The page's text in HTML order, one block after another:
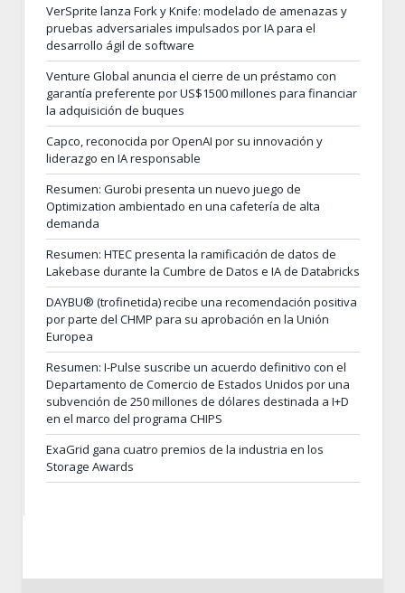
VerSprite lanza Fork y Knife: modelado de amenazas y
pruebas adversariales impulsados por IA para el
desarrollo ágil de software
Venture Global anuncia el cierre de un préstamo con
garantía preferente por US$1500 millones para financiar
la adquisición de buques
Capco, reconocida por OpenAI por su innovación y
liderazgo en IA responsable
Resumen: Gurobi presenta un nuevo juego de
Optimization ambientado en una cafetería de alta
demanda
Resumen: HTEC presenta la ramificación de datos de
Lakebase durante la Cumbre de Datos e IA de Databricks
DAYBU® (trofinetida) recibe una recomendación positiva
por parte del CHMP para su aprobación en la Unión
Europea
Resumen: I-Pulse suscribe un acuerdo definitivo con el
Departamento de Comercio de Estados Unidos por una
subvención de 250 millones de dólares destinada a I+D
en el marco del programa CHIPS
ExaGrid gana cuatro premios de la industria en los
Storage Awards